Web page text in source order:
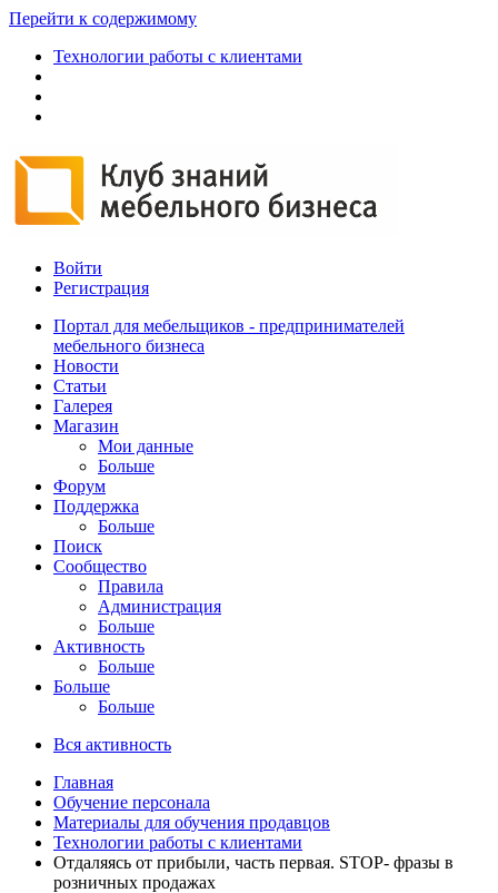
Перейти к содержимому
Технологии работы с клиентами
Войти
Регистрация
Портал для мебельщиков - предпринимателей
мебельного бизнеса
Новости
Статьи
Галерея
Магазин
Мои данные
Больше
Форум
Поддержка
Больше
Поиск
Сообщество
Правила
Администрация
Больше
Активность
Больше
Больше
Больше
Вся активность
Главная
Обучение персонала
Материалы для обучения продавцов
Технологии работы с клиентами
Отдаляясь от прибыли, часть первая. STOP- фразы в
розничных продажах